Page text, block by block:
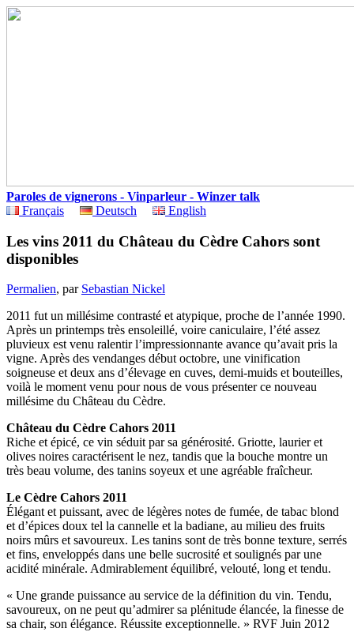
Paroles de vignerons - Vinparleur - Winzer talk
Français
Deutsch English
Les vins 2011 du Château du Cèdre Cahors sont
disponibles
Permalien, par Sebastian Nickel
2011 fut un millésime contrasté et atypique, proche de l’année 1990.
Après un printemps très ensoleillé, voire caniculaire, l’été assez
pluvieux est venu ralentir l’impressionnante avance qu’avait pris la
vigne. Après des vendanges début octobre, une vinification
soigneuse et deux ans d’élevage en cuves, demi-muids et bouteilles,
voilà le moment venu pour nous de vous présenter ce nouveau
millésime du Château du Cèdre.
Château du Cèdre Cahors 2011
Riche et épicé, ce vin séduit par sa générosité. Griotte, laurier et
olives noires caractérisent le nez, tandis que la bouche montre un
très beau volume, des tanins soyeux et une agréable fraîcheur.
Le Cèdre Cahors 2011
Élégant et puissant, avec de légères notes de fumée, de tabac blond
et d’épices doux tel la cannelle et la badiane, au milieu des fruits
noirs mûrs et savoureux. Les tanins sont de très bonne texture, serrés
et fins, enveloppés dans une belle sucrosité et soulignés par une
acidité minérale. Admirablement équilibré, velouté, long et tendu.
« Une grande puissance au service de la définition du vin. Tendu,
savoureux, on ne peut qu’admirer sa plénitude élancée, la finesse de
sa chair, son élégance. Réussite exceptionnelle. » RVF Juin 2012